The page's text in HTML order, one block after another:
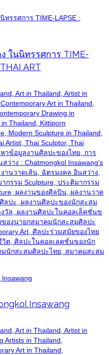
ในนิทรรศการ TIME-
ART
Art in Thailand, Artist in
Art in Thailand,
Drawing in
Thailand, Kittiporn
Modern Sculpture in Thailand,
Artist, Thai Sculptor, Thai
หาข้อมูลงานศิลปะของไทย, การ
าง : Chatmongkol Insawang's
นวาดเส้น, ฉัตรมงคล อินสว่าง,
รรม Sculpture, ประติมากรรม
ผลงานของศิลปิน, ผลงานวาด
ลปะ, ผลงานศิลปะของนักสะสม
วัล, ผลงานศิลปะในคอลเล็คชั่นข
องนายกสมาคมนักสะสมศิลปะ
Art, ศิลปะร่วมสมัยของไทย
วิต, ศิลปะในคอลเลคชั่นของนัก
นักสะสมศิลปะไทย, สมาคมสะสม
Insawang
Art in Thailand, Artist in
Artists in Thailand,
Art in Thailand,